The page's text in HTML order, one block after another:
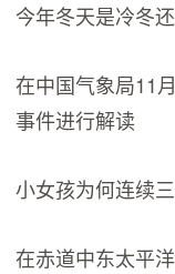
今年冬天是冷冬
在中国气象局11
事件进行解读
小女孩为何连续
在赤道中东太平